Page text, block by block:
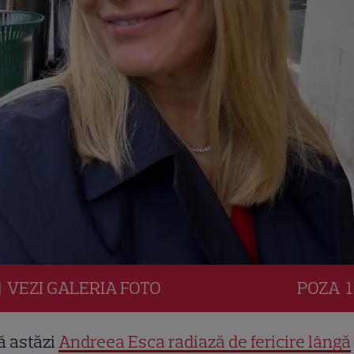
VEZI GALERIAFOTO POZA
astăziAndreea Esca radiază de fericire lângă